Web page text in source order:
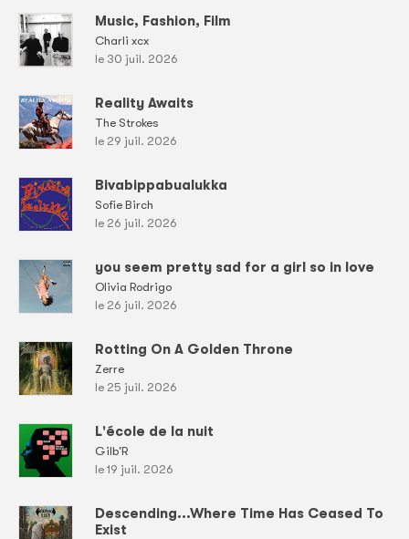
Music, Fashion, Film
Charli xcx
le 30 juil. 2026
Reality Awaits
The Strokes
le 29 juil. 2026
Bivabippabualukka
Sofie Birch
le 26 juil. 2026
you seem pretty sad for a girl so in love
Olivia Rodrigo
le 26 juil. 2026
Rotting On A Golden Throne
Zerre
le 25 juil. 2026
L'école de la nuit
Gilb'R
le 19 juil. 2026
Descending...Where Time Has Ceased To
Exist